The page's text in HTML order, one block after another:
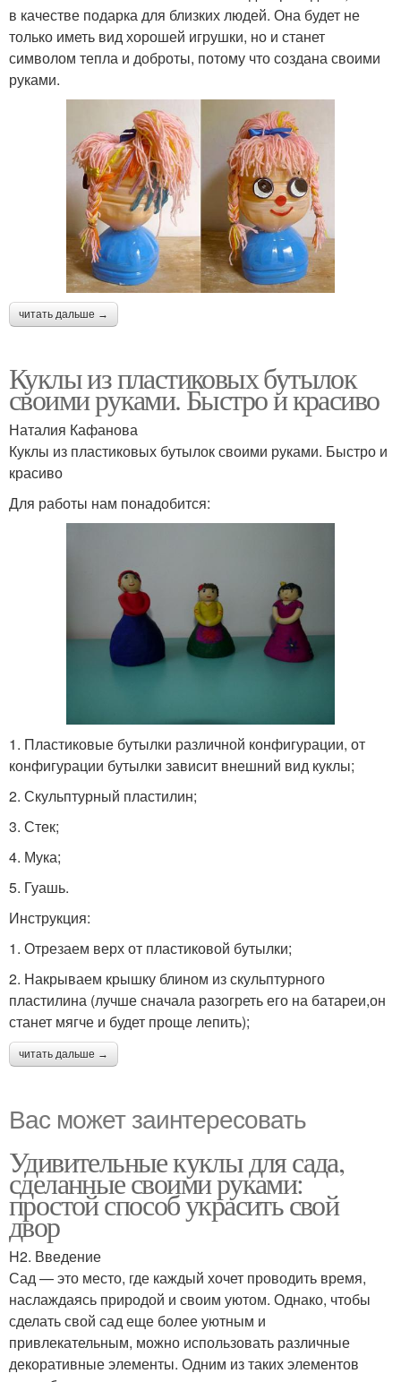
в качестве подарка для близких людей. Она будет не
только иметь вид хорошей игрушки, но и станет
символом тепла и доброты, потому что создана своими
руками.
читать дальше →
Куклы из пластиковых бутылок
своими руками. Быстро и красиво
Наталия Кафанова
Куклы из пластиковых бутылок своими руками. Быстро и
красиво
Для работы нам понадобится:
1. Пластиковые бутылки различной конфигурации, от
конфигурации бутылки зависит внешний вид куклы;
2. Скульптурный пластилин;
3. Стек;
4. Мука;
5. Гуашь.
Инструкция:
1. Отрезаем верх от пластиковой бутылки;
2. Накрываем крышку блином из скульптурного
пластилина (лучше сначала разогреть его на батареи,он
станет мягче и будет проще лепить);
читать дальше →
Вас может заинтересовать
Удивительные куклы для сада,
сделанные своими руками:
простой способ украсить свой
двор
H2. Введение
Сад — это место, где каждый хочет проводить время,
наслаждаясь природой и своим уютом. Однако, чтобы
сделать свой сад еще более уютным и
привлекательным, можно использовать различные
декоративные элементы. Одним из таких элементов